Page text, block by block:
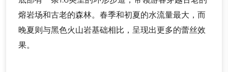
熔岩场和古老的森林。春季和初夏的水流量最大，而
晚夏则与黑色火山岩基础相比，呈现出更多的蕾丝效
果。